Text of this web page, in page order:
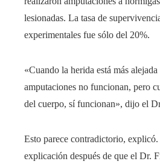
lesionadas. La tasa de
experimentales fue sólo del 20%.
«Cuando la herida está más
amputaciones no funcionan, pero
del cuerpo, sí funcionan», dijo el
Esto parece contradictorio,
explicación después de que el Dr.